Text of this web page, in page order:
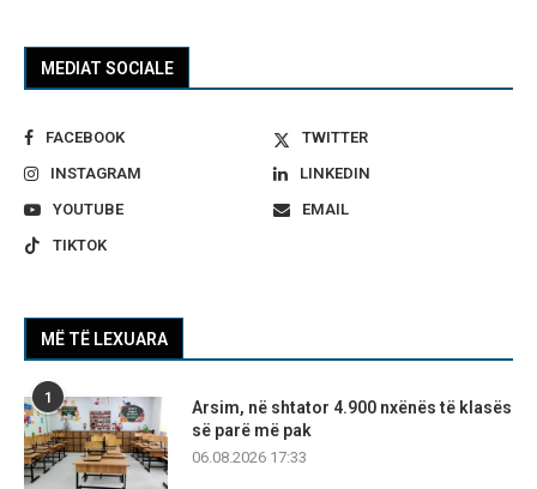
MEDIAT SOCIALE
FACEBOOK
TWITTER
INSTAGRAM
LINKEDIN
YOUTUBE
EMAIL
TIKTOK
MË TË LEXUARA
1
Arsim, në shtator 4.900 nxënës të klasës
së parë më pak
06.08.2026 17:33